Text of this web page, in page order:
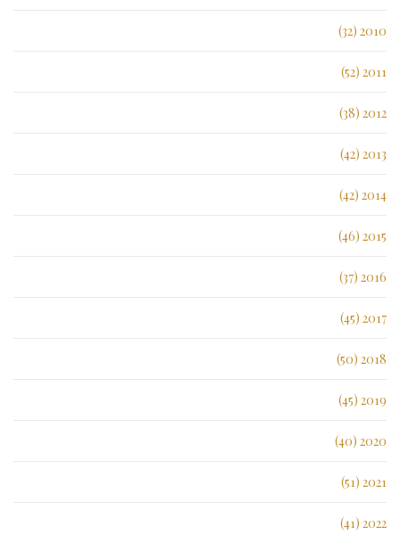
2010 (32)
2011 (52)
2012 (38)
2013 (42)
2014 (42)
2015 (46)
2016 (37)
2017 (45)
2018 (50)
2019 (45)
2020 (40)
2021 (51)
2022 (41)